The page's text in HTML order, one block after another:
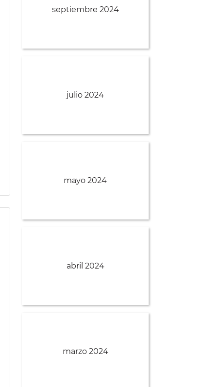
septiembre 2024
julio 2024
mayo 2024
abril 2024
marzo 2024